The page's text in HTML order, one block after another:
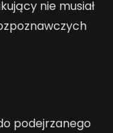
nie musiał
podejrzanego